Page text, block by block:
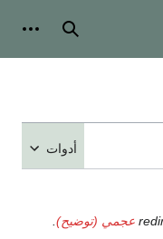
بحث
أدوات
عجمي (توضيح)